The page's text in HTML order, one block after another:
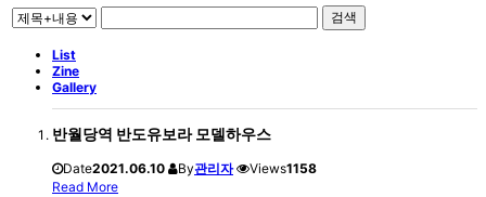
검색
List
Zine
Gallery
반월당역 반도유보라 모델하우스
Date2021.06.10 By관리자 Views1158
Read More